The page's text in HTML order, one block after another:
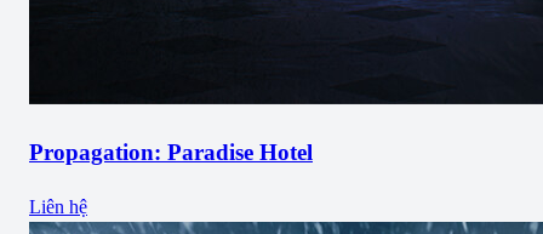
Propagation: Paradise Hotel
Liên hệ